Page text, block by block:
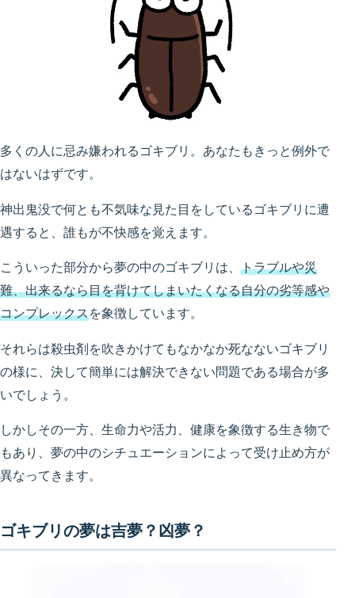
多くの人に忌み嫌われるゴキブリ。あなたもきっと例外で
はないはずです。
神出鬼没で何とも不気味な見た目をしているゴキブリに遭
遇すると、誰もが不快感を覚えます。
こういった部分から夢の中のゴキブリは、 トラブルや災
難、出来るなら目を背けてしまいたくなる自分の劣等感や
コンプレックスを象徴しています。
それらは殺虫剤を吹きかけてもなかなか死なないゴキブリ
の様に、決して簡単には解決できない問題である場合が多
いでしょう。
しかしその一方、生命力や活力、健康を象徴する生き物で
もあり、夢の中のシチュエーションによって受け止め方が
異なってきます。
ゴキブリの夢は吉夢？凶夢？